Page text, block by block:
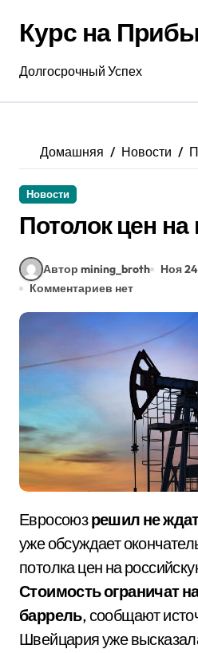
содержанию
Курс на
Долгосрочный Успех
Домашняя Новости
Новости
Потолок цен
Автор mining_broth
Ноя
Комментариев нет
Евросоюзрешил не
уже обсуждает
потолка цен на
Стоимость ограничат
баррель, сообщают
Швейцария уже